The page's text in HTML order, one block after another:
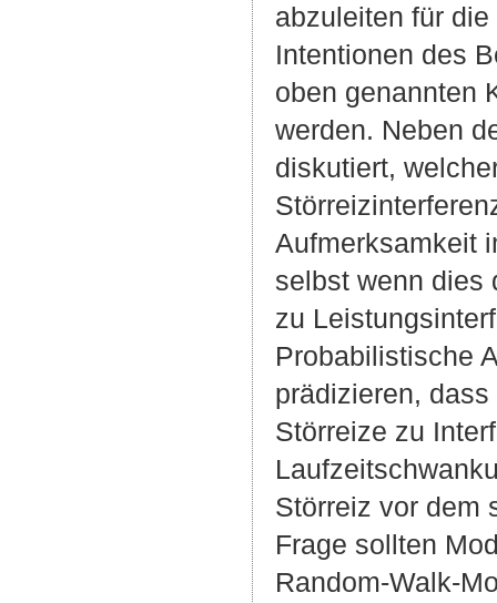
abzuleiten für
Intentionen des
oben genannten
werden. Neben
diskutiert,
Aufmerksamkeit
selbst wenn dies
zu
Probabilistische
prädizieren,
Störreize zu
Störreiz vor dem
Frage sollten
Random-Walk-